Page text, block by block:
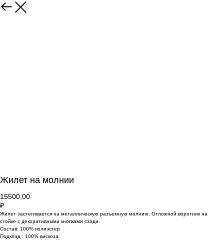
Жилет на молнии
15500,00
₽
Жилет застегивается на металлическую разъемную молнию. Отложной воротник на
стойке с декоративными кнопками сзади.
Состав: 100% полиэстер
Подклад : 100% вискоза